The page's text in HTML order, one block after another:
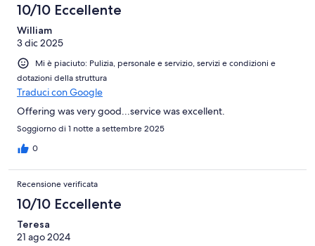
10/10 Eccellente
William
3 dic 2025
Mi è piaciuto: Pulizia, personale e servizio, servizi e condizioni e
dotazioni della struttura
Traduci con Google
Offering was very good...service was excellent.
Soggiorno di 1 notte a settembre 2025
0
Recensione verificata
10/10 Eccellente
Teresa
21 ago 2024